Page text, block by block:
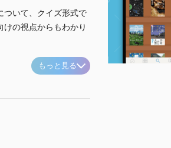
ついて、クイズ形式で
の視点からもわかり
もっと見る